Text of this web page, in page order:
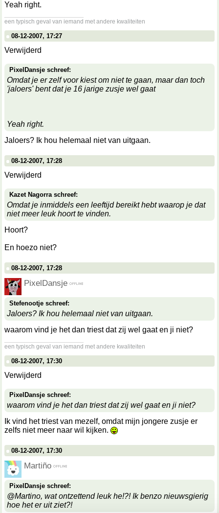
Yeah right.
een typisch geval van iemand met andere kwaliteiten
08-12-2007, 17:27
Verwijderd
PixelDansje schreef:
Omdat je er zelf voor kiest om niet te gaan, maar dan toch
'jaloers' bent dat je 16 jarige zusje wel gaat
Yeah right.
Jaloers? Ik hou helemaal niet van uitgaan.
08-12-2007, 17:28
Verwijderd
Kazet Nagorra schreef:
Omdat je inmiddels een leeftijd bereikt hebt waarop je dat
niet meer leuk hoort te vinden.
Hoort?
En hoezo niet?
08-12-2007, 17:28
PixelDansje
Stefenootje schreef:
Jaloers? Ik hou helemaal niet van uitgaan.
waarom vind je het dan triest dat zij wel gaat en ji niet?
een typisch geval van iemand met andere kwaliteiten
08-12-2007, 17:30
Verwijderd
PixelDansje schreef:
waarom vind je het dan triest dat zij wel gaat en ji niet?
Ik vind het triest van mezelf, omdat mijn jongere zusje er
zelfs niet meer naar wil kijken.
08-12-2007, 17:30
Martiño
PixelDansje schreef:
@Martino, wat ontzettend leuk he!?! Ik benzo nieuwsgierig
hoe het er uit ziet?!